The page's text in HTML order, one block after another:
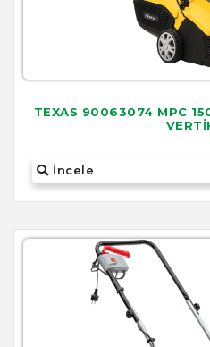
TEXAS 90063074 MPC
İncele